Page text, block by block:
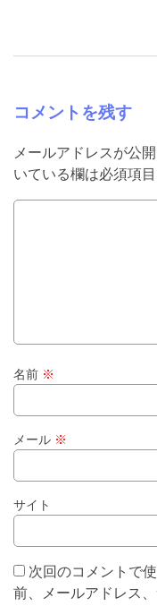
コメントを残す
メールアドレスが公
いている欄は必須項
名前 ※
メール ※
サイト
次回のコメントで
前、メールアドレス